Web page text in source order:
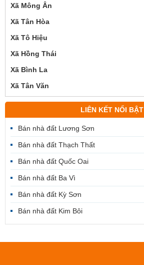
Xã Mông Ân
Xã Tân Hòa
Xã Tô Hiệu
Xã Hồng Thái
Xã Bình La
Xã Tân Văn
LIÊN KẾT NỔI BẬT
Bán nhà đất Lương Sơn
Bán nhà đất Thạch Thất
Bán nhà đất Quốc Oai
Bán nhà đất Ba Vì
Bán nhà đất Kỳ Sơn
Bán nhà đất Kim Bôi